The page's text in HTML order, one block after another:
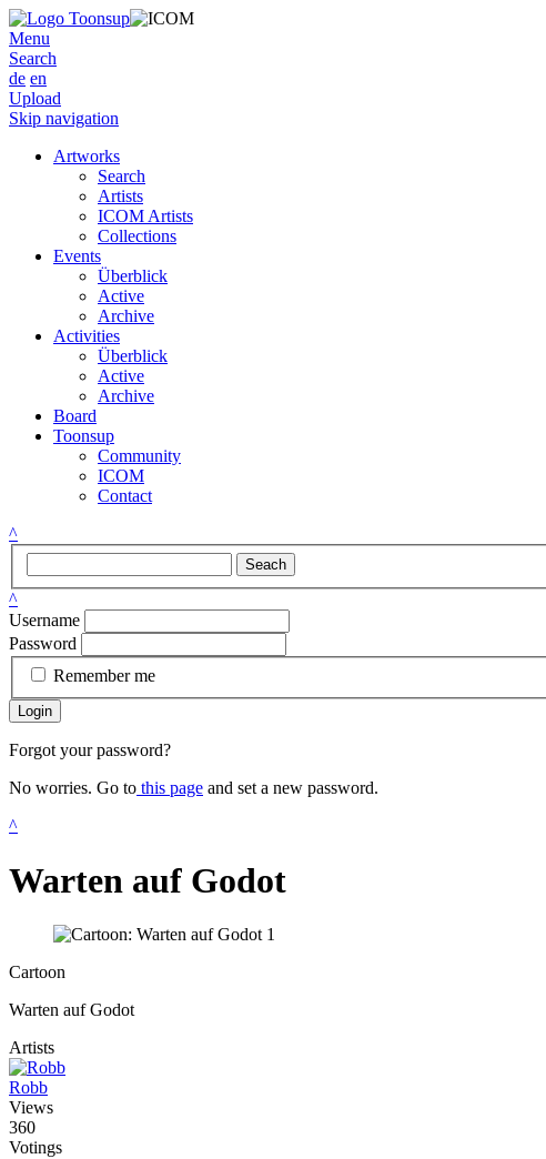
Menu
Search
de en
Upload
Skip navigation
Artworks
Search
Artists
ICOM Artists
Collections
Events
Überblick
Active
Archive
Activities
Überblick
Active
Archive
Board
Toonsup
Community
ICOM
Contact
^
Seach
^
Username
Password
Remember me
Login
Forgot your password?
No worries. Go to this page and set a new password.
^
Warten auf Godot
Cartoon
Warten auf Godot
Artists
Robb
Views
360
Votings